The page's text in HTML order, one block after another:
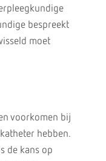
bespreekt
moet
voorkomen bij
hebben.
de kans op